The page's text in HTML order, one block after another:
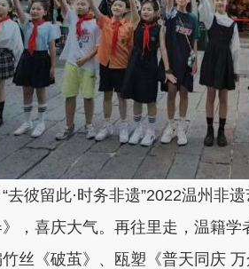
去彼留此·时务非遗”2022温州非
，喜庆大气。 再往里走， 温籍学
丝《破茧》、瓯塑《普天同庆